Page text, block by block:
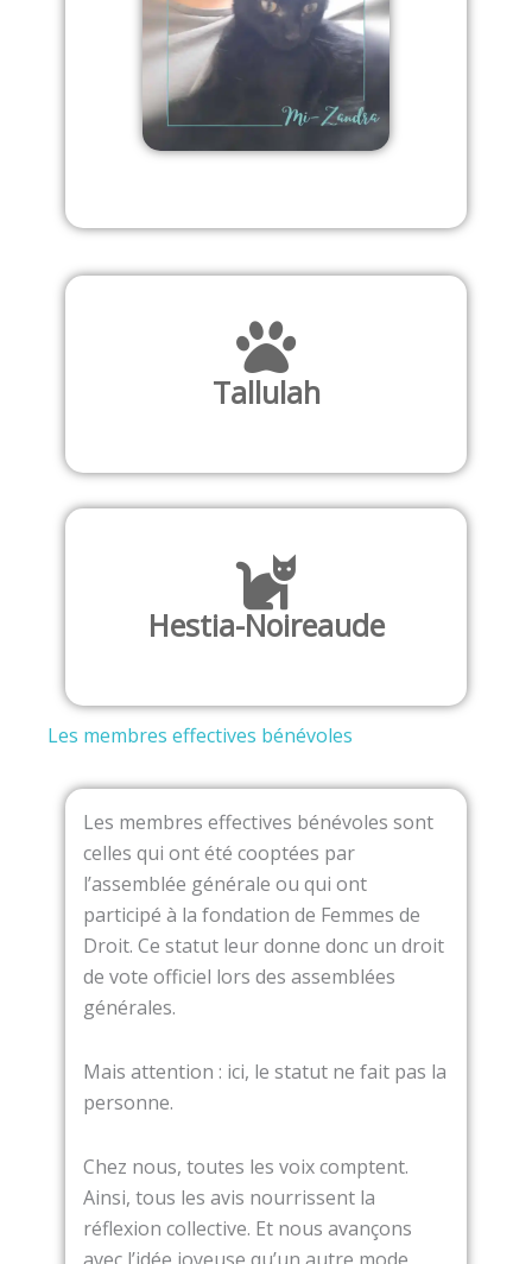
Tallulah
Hestia-Noireaude
Les membres effectives bénévoles
Les membres effectives bénévoles sont
celles qui ont été cooptées par
l’assemblée générale ou qui ont
participé à la fondation de Femmes de
Droit. Ce statut leur donne donc un droit
de vote officiel lors des assemblées
générales.
Mais attention : ici, le statut ne fait pas la
personne.
Chez nous, toutes les voix comptent.
Ainsi, tous les avis nourrissent la
réflexion collective. Et nous avançons